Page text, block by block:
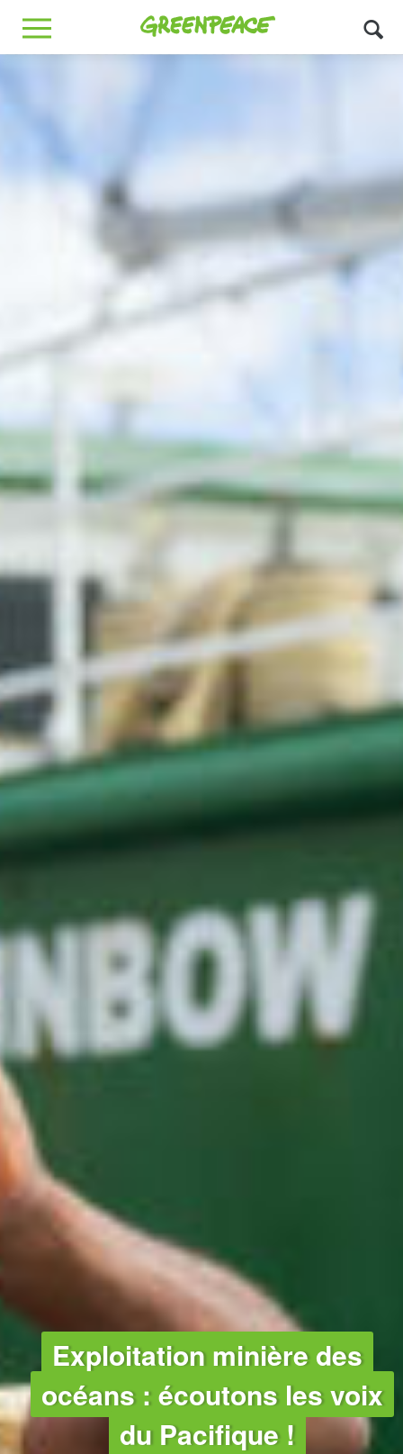
Greenpeace
MENU
Exploitation minière des
océans : écoutons les voix
du Pacifique !